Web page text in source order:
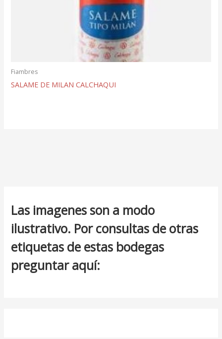
Las imagenes son a modo
ilustrativo. Por consultas de otras
etiquetas de estas bodegas
preguntar aquí:
Fiambres
SALAME DE MILAN CALCHAQUI